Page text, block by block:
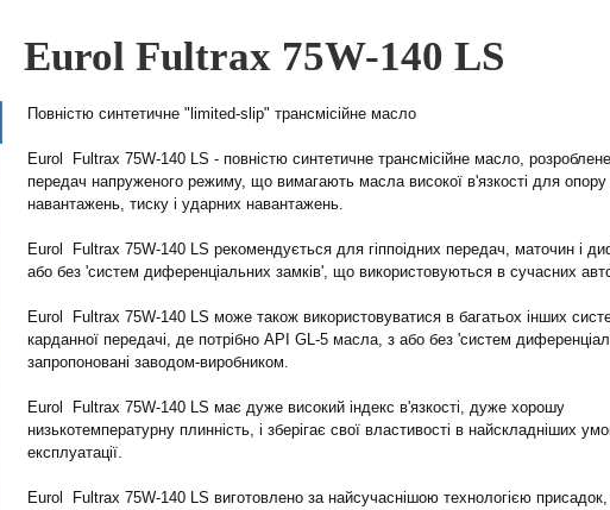
Eurol Fultrax 75W-140 LS
Повністю синтетичне "limited-slip" трансмісійне масло
Eurol Fultrax 75W-140 LS - повністю синтетичне трансмісійне масло,
передач напруженого режиму, що вимагають масла високої в'язкості для опору
навантажень, тиску і ударних навантажень.
Eurol Fultrax 75W-140 LS рекомендується для гіппоідних передач, маточин і
або без 'систем диференціальних замків', що використовуються в сучасних
Eurol Fultrax 75W-140 LS може також використовуватися в багатьох інших
карданної передачі, де потрібно API GL-5 масла, з або без 'систем
запропоновані заводом-виробником.
Eurol Fultrax 75W-140 LS має дуже високий індекс в'язкості, дуже хорошу
низькотемпературну плинність, і зберігає свої властивості в найскладніших
експлуатації.
Eurol Fultrax 75W-140 LS виготовлено за найсучаснішою технологією присадок,